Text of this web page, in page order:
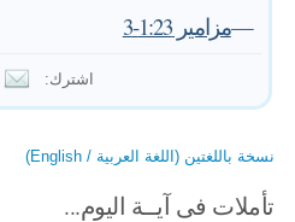
—مزامير 1:23-3
اشترك:
نسخة باللغتين (اللغة العربية / English)
تأملات فى آيــة اليوم...